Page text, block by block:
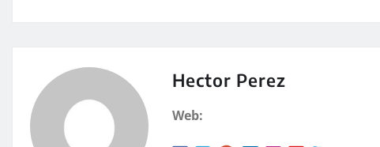
A
p
rt
Hector Perez
Web: